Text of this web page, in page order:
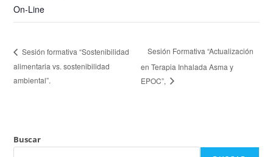
On-Line
Sesión formativa “Sostenibilidad
alimentaria vs. sostenibilidad
ambiental”.
Sesión Formativa “Actualización
en Terapia Inhalada Asma y
EPOC”,
Buscar